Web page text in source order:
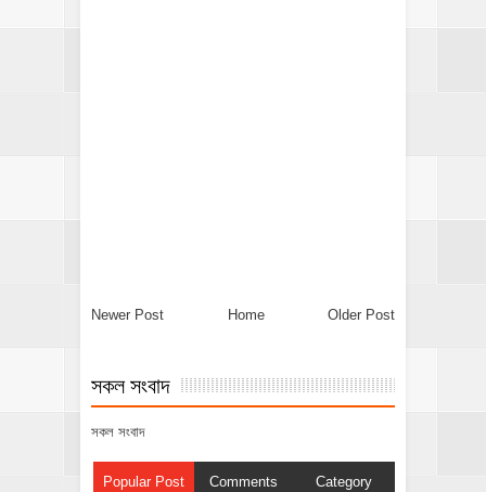
Newer Post Older Post
Home
সকল সংবাদ
সকল সংবাদ
Popular Post Comments Category